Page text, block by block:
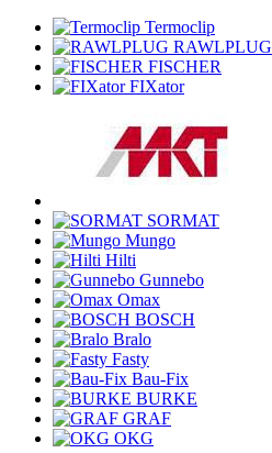
Termoclip
RAWLPLUG
FISCHER
FIXator
SORMAT
Mungo
Hilti
Gunnebo
Omax
BOSCH
Bralo
Fasty
Bau-Fix
BURKE
GRAF
OKG